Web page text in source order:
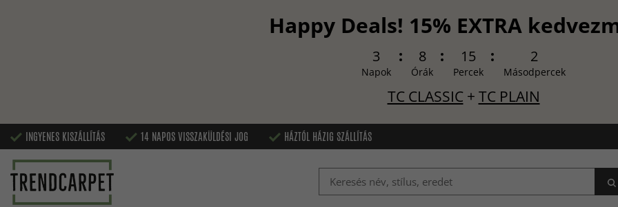
Happy Deals! 15% EXTRA
3
Napok
8
Órák
15
Percek
1
Másodpercek
TC CLASSIC+ TC PLAIN
INGYENES KISZÁLLÍTÁS 14 NAPOS VISSZAKÜLDÉSI JOG HÁZTÓL HÁZIG SZÁLLÍTÁS